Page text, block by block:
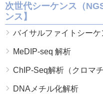
次世代シーケンス（
ンス】
バイサルファイトシーケ
MeDIP-seq 解析
ChIP-Seq解析（クロマ
DNAメチル化解析